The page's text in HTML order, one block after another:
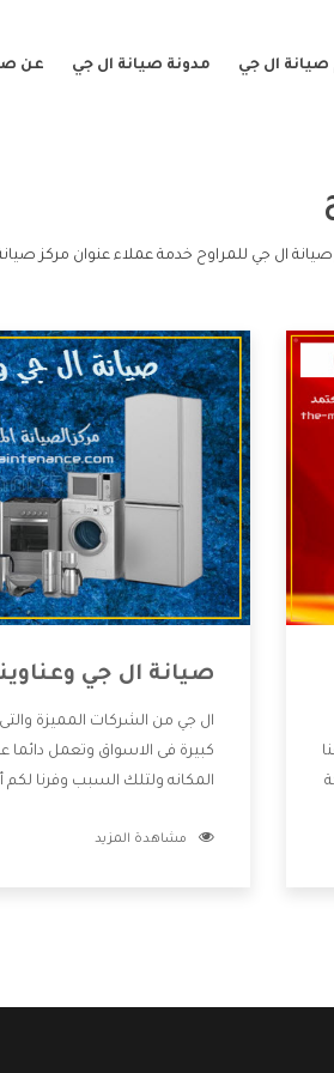
ال جي مدونة صيانة ال جي عن
ال جي للمراوح خدمة عملاء عنوان مركز
صيانة ال جي
ال جي من الشركات المميزة
كبيرة فى الاسواق وتعمل دائما
المكانه ولتلك السبب وفرنا
ويستطيع القيام بتصليح جميع
مشاهدة المزيد